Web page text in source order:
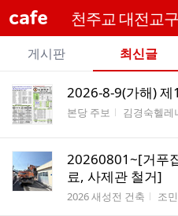
cafe
카
페
메
뉴
게시판 최신글
전
체
글
리
2026-8-9(가해)
게시판명
본당 주보 작성자
김경숙헬레
20260801~[거푸
료, 사제관 철거]
게시판명
2026 새성전 건축 작
조